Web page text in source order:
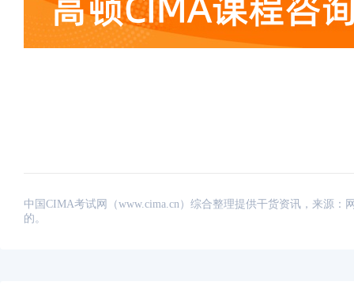
中国CIMA考试网（www.cima.cn）综合整理提供干货资讯，来源
的。